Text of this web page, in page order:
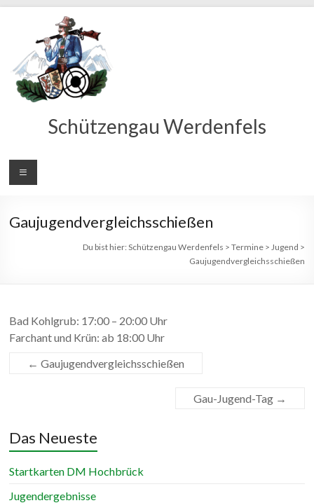
Schützengau Werdenfels
Gaujugendvergleichsschießen
Du bist hier: Schützengau Werdenfels > Termine> Jugend >
Gaujugendvergleichsschießen
Bad Kohlgrub: 17:00 – 20:00 Uhr
Farchant und Krün: ab 18:00 Uhr
← Gaujugendvergleichsschießen
Gau-Jugend-Tag →
Das Neueste
Startkarten DM Hochbrück
Jugendergebnisse